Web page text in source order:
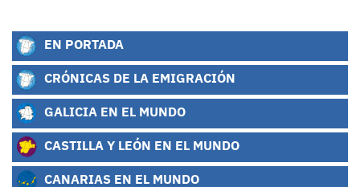
EN PORTADA
CRÓNICAS DE LA EMIGRACIÓN
GALICIA EN EL MUNDO
CASTILLA Y LEÓN EN EL MUNDO
CANARIAS EN EL MUNDO